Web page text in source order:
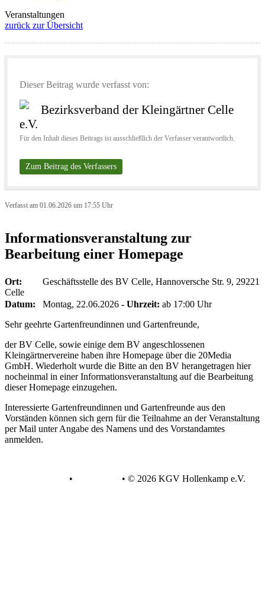
Veranstaltungen
zurück zur Übersicht
Dieser Beitrag wurde verfasst von:
Bezirksverband der Kleingärtner Celle
e.V.
Für den Inhalt dieses Beitrags ist ausschließlich der Verfasser verantwortlich.
Zum Beitrag des Verfassers
Verfasst am 01.06.2026 um 17:55 Uhr
Informationsveranstaltung zur
Bearbeitung einer Homepage
Ort:
Geschäftsstelle des BV Celle, Hannoversche Str. 9, 29221
Celle
Datum:
Montag, 22.06.2026 - Uhrzeit: ab 17:00 Uhr
Sehr geehrte Gartenfreundinnen und Gartenfreunde,
der BV Celle, sowie einige dem BV angeschlossenen
Kleingärtnervereine haben ihre Homepage über die 20Media
GmbH. Wiederholt wurde die Bitte an den BV herangetragen hier
nocheinmal in einer Informationsveranstaltung auf die Bearbeitung
dieser Homepage einzugehen.
Interessierte Gartenfreundinnen und Gartenfreunde aus den
Vorständen können sich gern für die Teilnahme an der Veranstaltung
per Mail unter Angabe des Namens und des Vorstandamtes
anmelden.
• • © 2026 KGV Hollenkamp e.V.